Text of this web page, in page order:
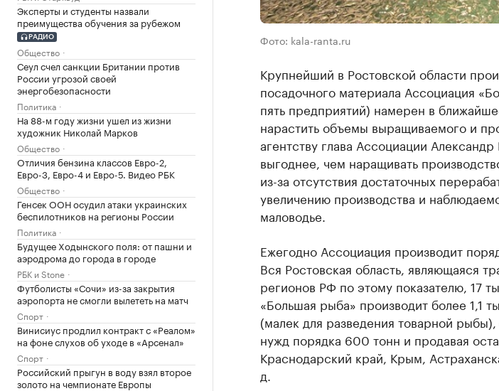
Эксперты и студенты назвали
преимущества обучения за рубежом
РАДИО
Общество
Сеул счел санкции Британии против
России угрозой своей
энергобезопасности
Политика
На 88-м году жизни ушел из жизни
художник Николай Марков
Общество
Отличия бензина классов Евро-2,
Евро-3, Евро-4 и Евро-5. Видео РБК
Общество
Генсек ООН осудил атаки украинских
беспилотников на регионы России
Политика
Будущее Ходынского поля: от пашни и
аэродрома до города в городе
РБК и Stone
Футболисты «Сочи» из-за закрытия
аэропорта не смогли вылететь на матч
Спорт
Винисиус продлил контракт с «Реалом»
на фоне слухов об уходе в «Арсенал»
Спорт
Российский прыгун в воду взял второе
золото на чемпионате Европы
Фото: kala-ranta.ru
Крупнейший в Ростовской области
посадочного материала Ассоциация
пять предприятий) намерен в
нарастить объемы выращиваемого и
агентству глава Ассоциации
выгоднее, чем наращивать
из-за отсутствия достаточных
увеличению производства и
маловодье.
Ежегодно Ассоциация производит
Вся Ростовская область, являющаяся
регионов РФ по этому показателю, 17
«Большая рыба» производит более 1,1
(малек для разведения товарной
нужд порядка 600 тонн и продавая
Краснодарский край, Крым,
д.